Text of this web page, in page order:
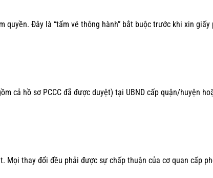
quyền. Đây là “tấm vé thông hành” bắt buộc trước khi xin giấy
cả hồ sơ PCCC đã được duyệt) tại UBND cấp quận/huyện
Mọi thay đổi đều phải được sự chấp thuận của cơ quan cấp